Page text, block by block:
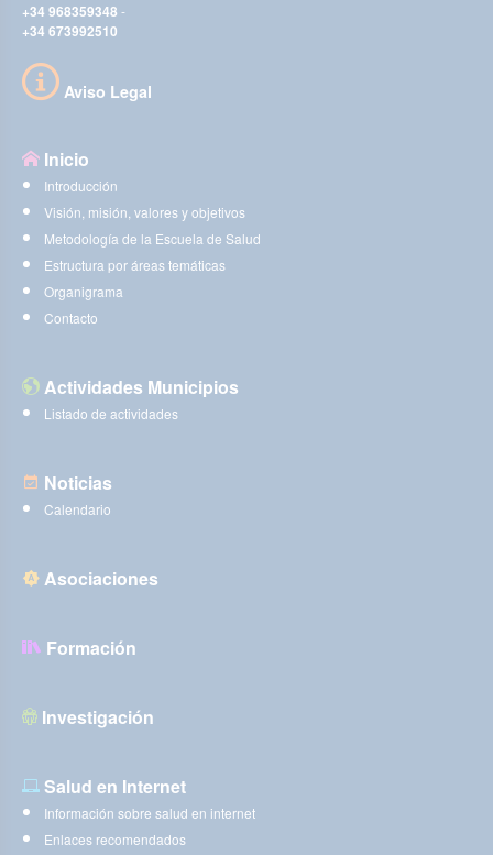
+34 968359348 -
+34 673992510
Aviso Legal
Inicio
Introducción
Visión, misión, valores y objetivos
Metodología de la Escuela de Salud
Estructura por áreas temáticas
Organigrama
Contacto
Actividades Municipios
Listado de actividades
Noticias
Calendario
Asociaciones
Formación
Investigación
Salud en Internet
Información sobre salud en internet
Enlaces recomendados